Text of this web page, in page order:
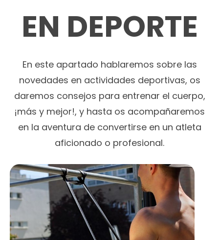
EN DEPORTE
En este apartado hablaremos sobre las
novedades en actividades deportivas, os
daremos consejos para entrenar el cuerpo,
¡más y mejor!, y hasta os acompañaremos
en la aventura de convertirse en un atleta
aficionado o profesional.